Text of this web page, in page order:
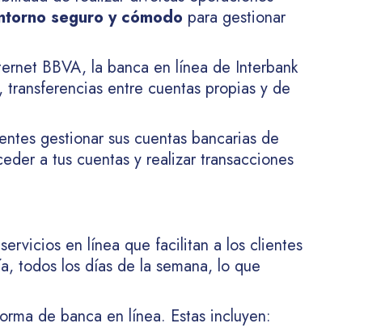
seguro y cómodo para gestionar
BBVA, la banca en línea de Interbank
entre cuentas propias y de
gestionar sus cuentas bancarias de
a tus cuentas y realizar transacciones
en línea que facilitan a los clientes
todos los días de la semana, lo que
de banca en línea. Estas incluyen: